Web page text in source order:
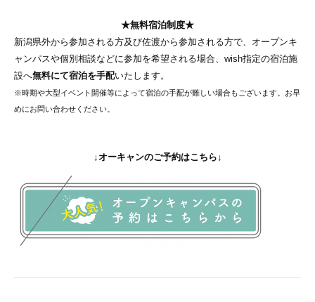
★無料宿泊制度★
新潟県外から参加される方及び佐渡から参加される方で、オープンキ
ャンパスや個別相談などに参加を希望される場合、wish指定の宿泊施
設へ無料にて宿泊を手配いたします。
※時期や大型イベント開催等によって宿泊の手配が難しい場合もございます。 お早
めにお問い合わせください。
↓オーキャンのご予約はこちら↓